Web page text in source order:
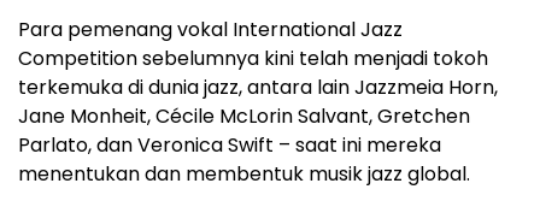
Para pemenang vokal International Jazz
Competition sebelumnya kini telah menjadi tokoh
terkemuka di dunia jazz, antara lain Jazzmeia Horn,
Jane Monheit, Cécile McLorin Salvant, Gretchen
Parlato, dan Veronica Swift – saat ini mereka
menentukan dan membentuk musik jazz global.